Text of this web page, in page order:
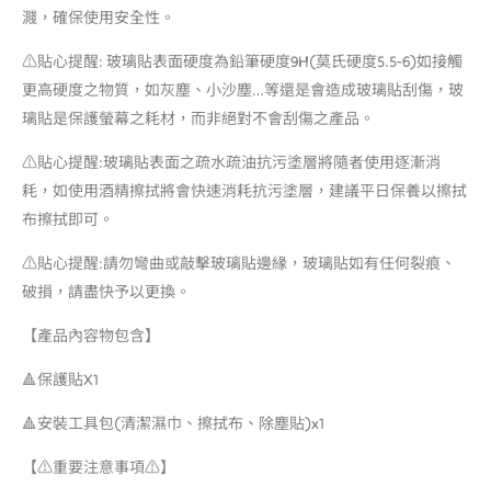
濺，確保使用安全性。
⚠️貼心提醒: 玻璃貼表面硬度為鉛筆硬度9H(莫氏硬度5.5-6)如接觸
更高硬度之物質，如灰塵、小沙塵…等還是會造成玻璃貼刮傷，玻
璃貼是保護螢幕之耗材，而非絕對不會刮傷之產品。
⚠️貼心提醒:玻璃貼表面之疏水疏油抗污塗層將隨者使用逐漸消
耗，如使用酒精擦拭將會快速消耗抗污塗層，建議平日保養以擦拭
布擦拭即可。
⚠️貼心提醒:請勿彎曲或敲擊玻璃貼邊緣，玻璃貼如有任何裂痕、
破損，請盡快予以更換。
【產品內容物包含】
🔺保護貼X1
🔺安裝工具包(清潔濕巾、擦拭布、除塵貼)x1
【⚠️重要注意事項⚠️】